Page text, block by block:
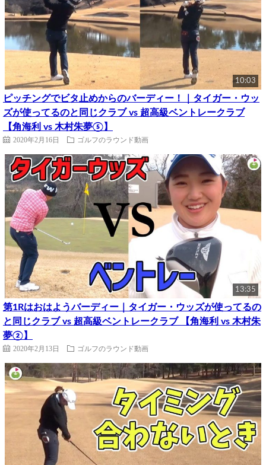
10:03
ピッチングでビタ止めからのバーディー！｜タイガー・ウッ
ズが使ってるのと同じクラブ vs 超高級ベントレークラブ
【角海利 vs 木村朱夢⑤】
2020年2月16日 ゴルフのラウンド動画
13:35
第1Rはおはようバーディー｜タイガー・ウッズが使ってるの
と同じクラブ vs 超高級ベントレークラブ 【角海利 vs 木村朱
夢②】
2020年2月13日 ゴルフのラウンド動画